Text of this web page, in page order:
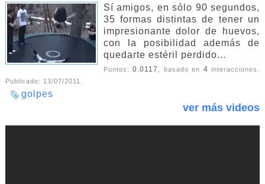
Sí amigos, en sólo 90 segundos,
35 formas distintas de tener un
impresionante dolor de huevos,
con la posibilidad además de
quedarte estéril perdido...
Puntos:0.0117 , basado en 4 interacciones.
Publicado: 13/07/2011.
golpes
ver más videos